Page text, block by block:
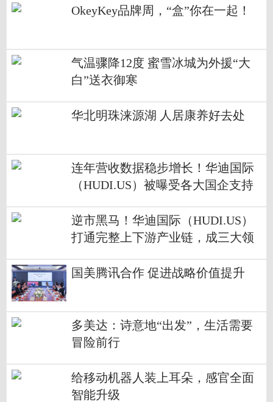
OkeyKey品牌周，“盒”你在一起！
气温骤降12度 蜜雪冰城为外援“大
白”送衣御寒
​华北明珠涞源湖 人居康养好去处
连年营收数据稳步增长！华迪国际
（HUDI.US）被曝受各大国企支持
逆市黑马！华迪国际（HUDI.US）
打通完整上下游产业链，成三大领
国美腾讯合作 促进战略价值提升
多美达：诗意地“出发”，生活需要
冒险前行
给移动机器人装上耳朵，感官全面
智能升级